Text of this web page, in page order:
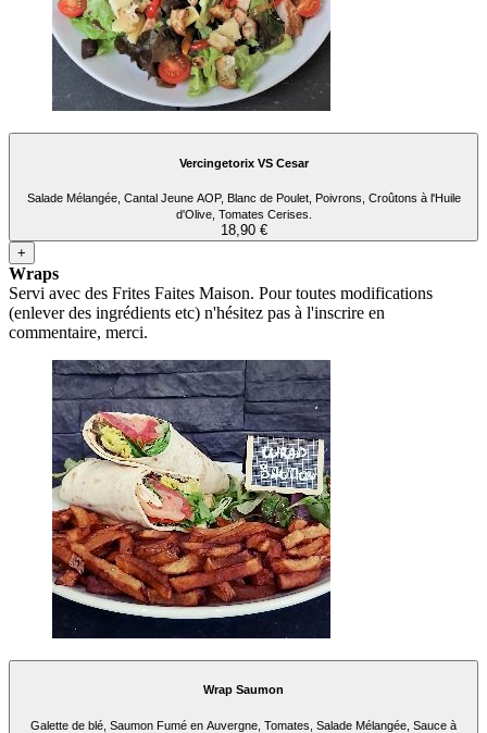
Vercingetorix VS Cesar
Salade Mélangée, Cantal Jeune AOP, Blanc de Poulet, Poivrons, Croûtons à l'Huile
d'Olive, Tomates Cerises.
18,90 €
+
Wraps
Servi avec des Frites Faites Maison. Pour toutes modifications
(enlever des ingrédients etc) n'hésitez pas à l'inscrire en
commentaire, merci.
Wrap Saumon
Galette de blé, Saumon Fumé en Auvergne, Tomates, Salade Mélangée, Sauce à